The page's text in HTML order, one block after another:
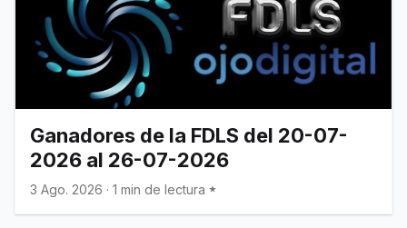
Ganadores de la FDLS del 20-07-
2026 al 26-07-2026
3 Ago. 2026 · 1 min de lectura